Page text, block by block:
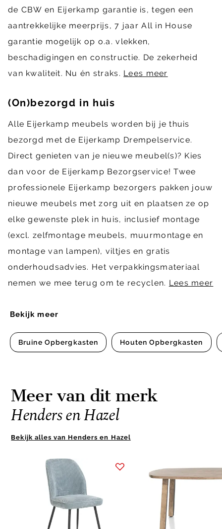
Bekijk meer
Bruine Opbergkasten Houten Opbergkasten
de CBW en Eijerkamp garantie is, tegen een
aantrekkelijke meerprijs, 7 jaar All in House
garantie mogelijk op o.a. vlekken,
beschadigingen en constructie. De zekerheid
van kwaliteit. Nu én straks. Lees meer
(On)bezorgd in huis
Alle Eijerkamp meubels worden bij je thuis
bezorgd met de Eijerkamp Drempelservice.
Direct genieten van je nieuwe meubel(s)? Kies
dan voor de Eijerkamp Bezorgservice! Twee
professionele Eijerkamp bezorgers pakken jouw
nieuwe meubels met zorg uit en plaatsen ze op
elke gewenste plek in huis, inclusief montage
(excl. zelfmontage meubels, muurmontage en
montage van lampen), viltjes en gratis
onderhoudsadvies. Het verpakkingsmateriaal
nemen we mee terug om te recyclen. Lees meer
Meer van dit merk
Henders en Hazel
Bekijk alles van Henders en Hazel